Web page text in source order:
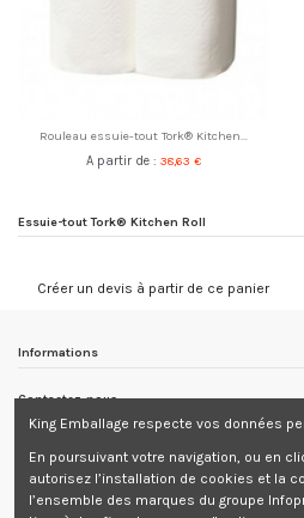
Rouleau essuie-tout Tork® Kitchen...
A partir de : 38,63 €
Essuie-tout Tork® Kitchen Roll
Créer un devis à partir de ce panier
Informations
Contactez-nous
King Emballage respecte vos données
En poursuivant votre navigation, ou en
autorisez l’installation de cookies et la
l’ensemble des marques du groupe